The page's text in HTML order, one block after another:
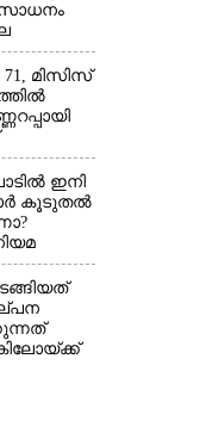
മിസിസ്
ഇനി
കൂടുതൽ